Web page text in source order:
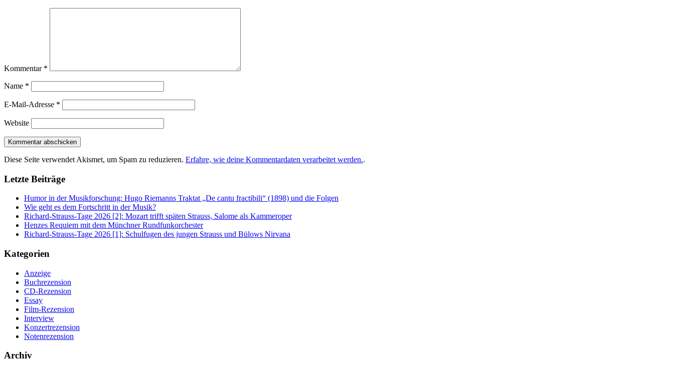
Kommentar *
Name *
E-Mail-Adresse *
Website
Diese Seite verwendet Akismet, um Spam zu reduzieren. Erfahre, wie deine Kommentardaten verarbeitet werden..
Letzte Beiträge
Humor in der Musikforschung: Hugo Riemanns Traktat „De cantu fractibili“ (1898) und die Folgen
Wie geht es dem Fortschritt in der Musik?
Richard-Strauss-Tage 2026 [2]: Mozart trifft späten Strauss, Salome als Kammeroper
Henzes Requiem mit dem Münchner Rundfunkorchester
Richard-Strauss-Tage 2026 [1]: Schulfugen des jungen Strauss und Bülows Nirvana
Kategorien
Anzeige
Buchrezension
CD-Rezension
Essay
Film-Rezension
Interview
Konzertrezension
Notenrezension
Archiv